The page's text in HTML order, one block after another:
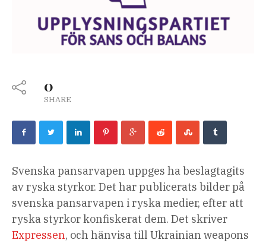
0
SHARE
Svenska pansarvapen uppges ha beslagtagits
av ryska styrkor. Det har publicerats bilder på
svenska pansarvapen i ryska medier, efter att
ryska styrkor konfiskerat dem. Det skriver
Expressen, och hänvisa till Ukrainian weapons